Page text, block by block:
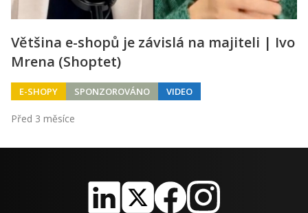
Většina e-shopů je závislá na majiteli | Ivo
Mrena (Shoptet)
E-SHOPY SPONZOROVÁNO VIDEO
Před 3 měsíce